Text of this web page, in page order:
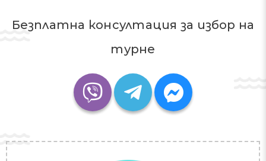
Безплатна консултация за избор на
турне